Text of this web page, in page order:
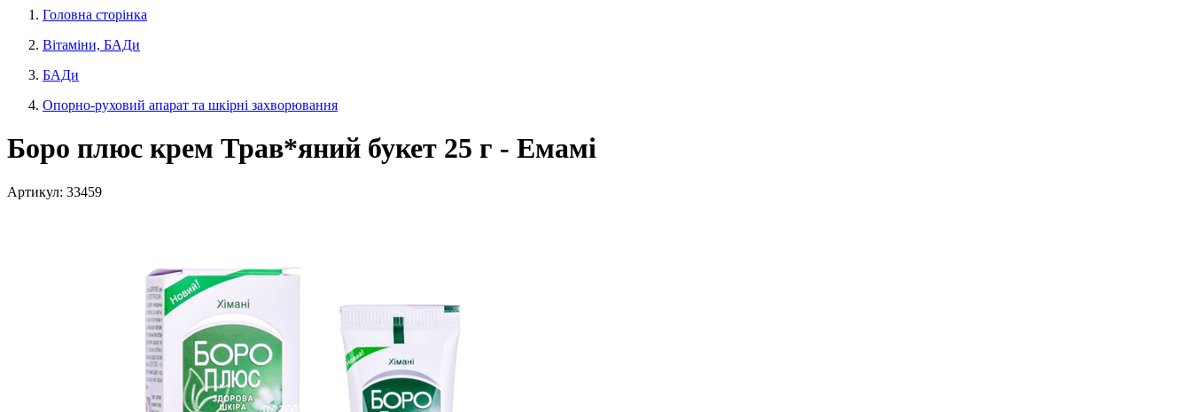
Головна сторінка
Вітаміни, БАДи
БАДи
Опорно-руховий апарат та шкірні захворювання
Боро плюс крем Трав*яний букет 25 г - Емамі
Артикул: 33459